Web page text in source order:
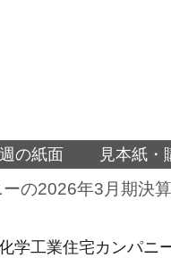
の紙面 見本紙・
の2026年3月期決
学工業住宅カンパニ